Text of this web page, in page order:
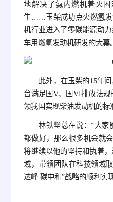
地解决了氨内燃机着火
生……玉柴成功点火燃氢发
机行业进入了零碳能源动
车用燃氢发动机研发的大幕。
此外，在玉柴的15年
台满足国V、国VI排放法
领我国实现柴油发动机的标
林铁坚总在说：“大家
都做好，那么很多机会就
将继续以他的坚持和执着
域，带领团队在科技领域
达峰 碳中和”战略的顺利实现